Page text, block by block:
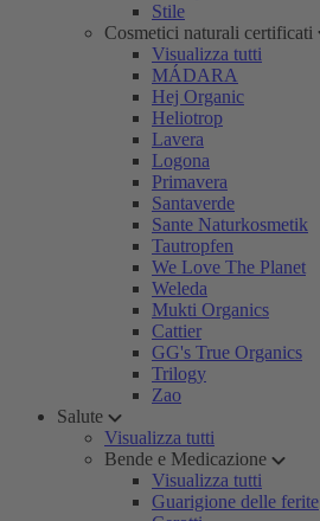
Stile
Cosmetici naturali certificati
Visualizza tutti
MÁDARA
Hej Organic
Heliotrop
Lavera
Logona
Primavera
Santaverde
Sante Naturkosmetik
Tautropfen
We Love The Planet
Weleda
Mukti Organics
Cattier
GG's True Organics
Trilogy
Zao
Salute
Visualizza tutti
Bende e Medicazione
Visualizza tutti
Guarigione delle ferite